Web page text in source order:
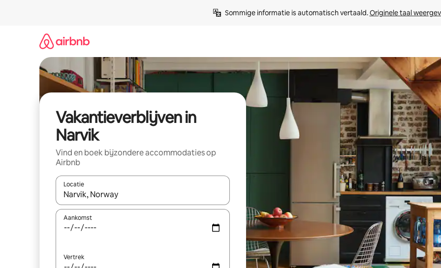
Sommige informatie is automatisch vertaald. Originele taal
Vakantieverblijven in
Narvik
Vind en boek bijzondere accommodaties op
Airbnb
Locatie
Wanneer er resultaten beschikbaar zijn, maak je een keuze met je de pijltjestoetsen omhoog en omlaag, óf door te
Aankomst
Vertrek